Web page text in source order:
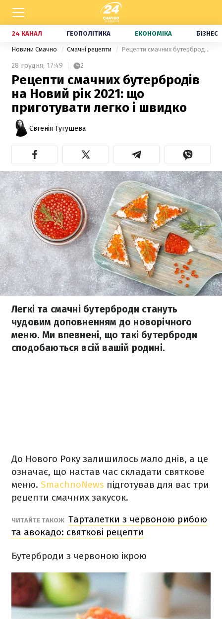
24 КАНАЛ ГЕОПОЛІТИКА ЕКОНОМІКА БІЗНЕС
Новини Смачно Смачні рецепти Рецепти смачних бутербродів на Новий рік 2021: що приготувати легко і швидко
28 грудня, 17:49 2
Рецепти смачних бутербродів
на Новий рік 2021: що
приготувати легко і швидко
Євгенія Тугушева
Легкі та смачні бутерброди стануть
чудовим доповненням до новорічного
меню. Ми впевнені, що такі бутерброди
сподобаються всій вашій родині.
До Нового Року залишилось мало днів, а це
означає, що настав час складати святкове
меню. SmachnoNews підготував для вас три
рецепти смачних закусок.
ЧИТАЙТЕ ТАКОЖ Тарталетки з червоною рибою
та авокадо: святкові рецепти
Бутерброди з червоною ікрою